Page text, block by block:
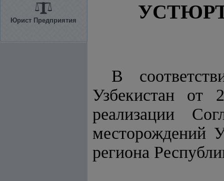
Юрист Предприятия
В
Узбекистан
реализации
месторождений
региона